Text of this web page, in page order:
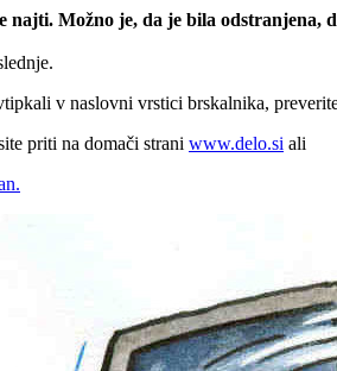
najti. Možno je, da je bila odstranjena,
v naslovni vrstici brskalnika,
priti na domači strani www.delo.si ali